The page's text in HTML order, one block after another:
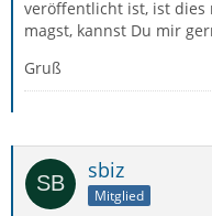
veröffentlicht ist, ist dies
magst, kannst Du mir
Gruß
sbiz
Mitglied